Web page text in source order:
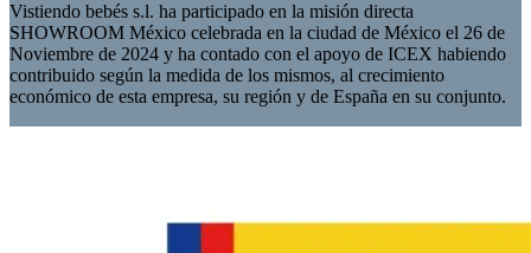
Vistiendo bebés s.l. ha participado en la misión directa
SHOWROOM México celebrada en la ciudad de México el 26 de
Noviembre de 2024 y ha contado con el apoyo de ICEX habiendo
contribuido según la medida de los mismos, al crecimiento
económico de esta empresa, su región y de España en su conjunto.